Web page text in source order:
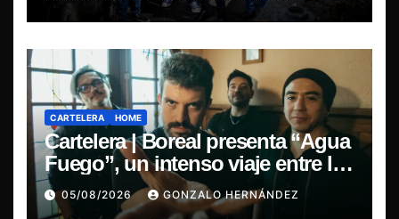
CARTELERA HOME
Cartelera | Boreal presenta “Agua
Fuego”, un intenso viaje entre la
pasión y la desilusión
05/08/2026 GONZALO HERNÁNDEZ